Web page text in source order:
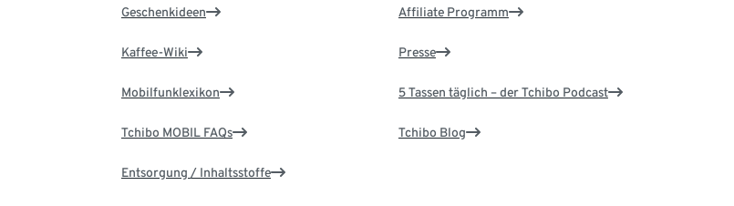
Geschenkideen
Kaffee-Wiki
Mobilfunklexikon
Tchibo MOBIL FAQs
Entsorgung / Inhaltsstoffe
Affiliate Programm
Presse
5 Tassen täglich – der Tchibo Podcast
Tchibo Blog